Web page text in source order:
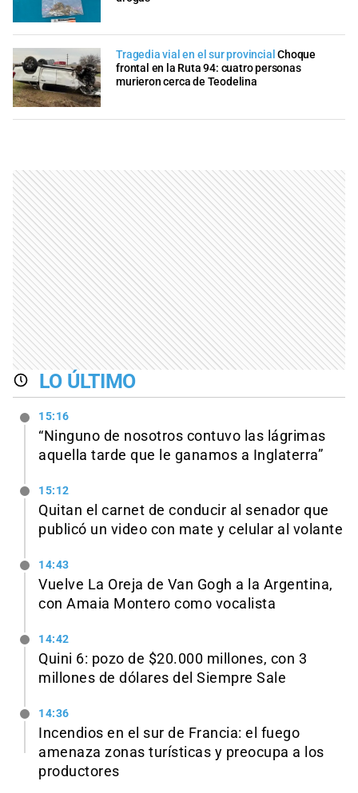
Tragedia vial en el sur provincial Choque
frontal en la Ruta 94: cuatro personas
murieron cerca de Teodelina
LO ÚLTIMO
15:16
“Ninguno de nosotros contuvo las lágrimas
aquella tarde que le ganamos a Inglaterra”
15:12
Quitan el carnet de conducir al senador que
publicó un video con mate y celular al volante
14:43
Vuelve La Oreja de Van Gogh a la Argentina,
con Amaia Montero como vocalista
14:42
Quini 6: pozo de $20.000 millones, con 3
millones de dólares del Siempre Sale
14:36
Incendios en el sur de Francia: el fuego
amenaza zonas turísticas y preocupa a los
productores